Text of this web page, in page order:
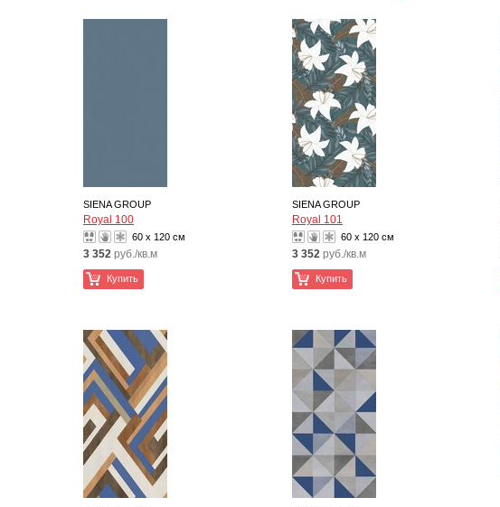
SIENA GROUP
Royal 100
60 x 120 см
3 352 руб./кв.м
Купить
SIENA GROUP
Royal 101
60 x 120 см
3 352 руб./кв.м
Купить